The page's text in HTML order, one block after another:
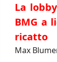
La
BMG a
ricatto
Max